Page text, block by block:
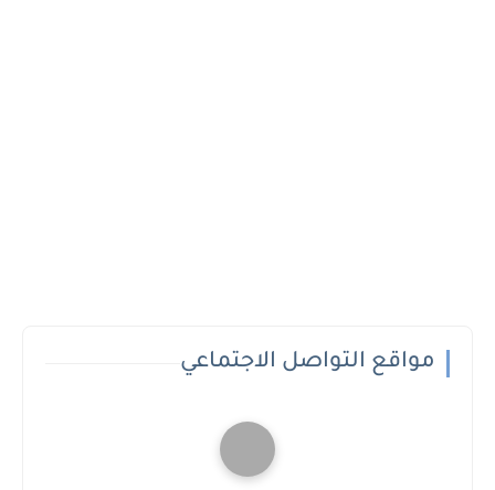
مواقع التواصل الاجتماعي